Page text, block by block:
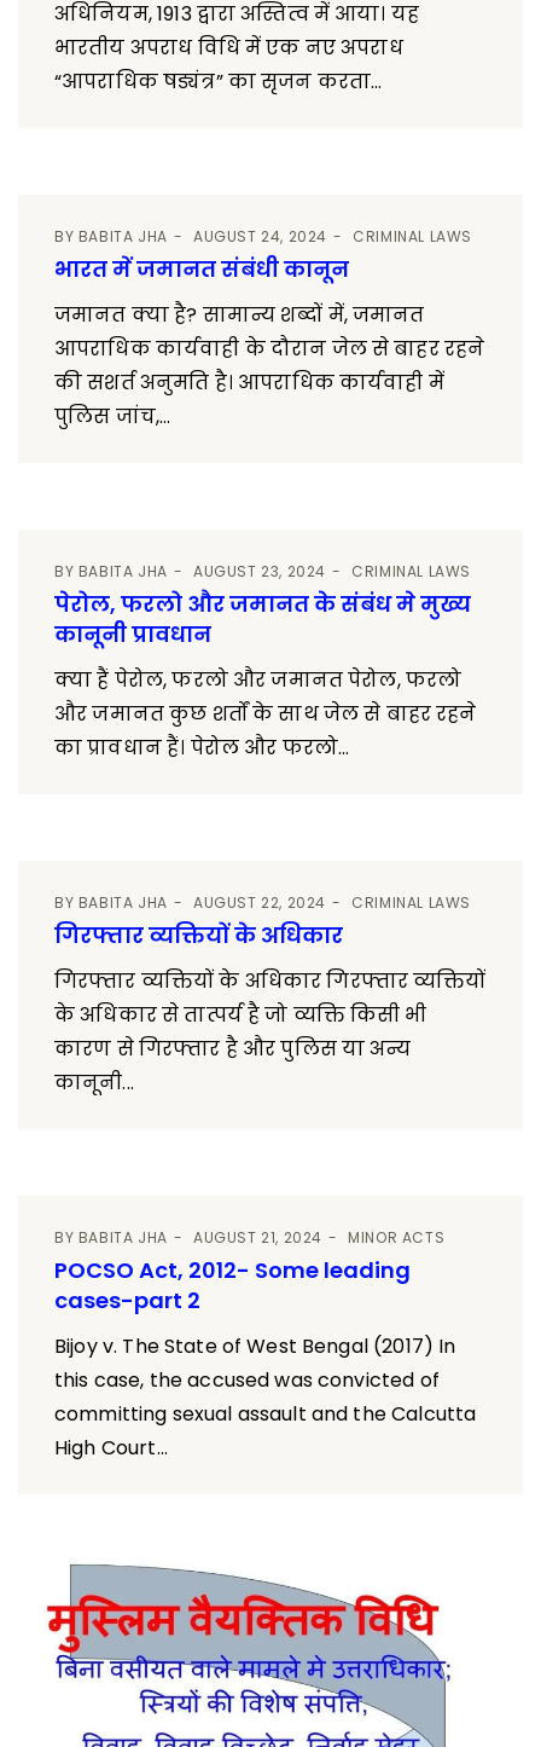
अधिनियम, 1913 द्वारा अस्तित्व में आया। यह
भारतीय अपराध विधि में एक नए अपराध
“आपराधिक षड्यंत्र” का सृजन करता...
BY BABITA JHA AUGUST 24, 2024 CRIMINAL LAWS
भारत में जमानत संबंधी कानून
जमानत क्या है? सामान्य शब्दों में, जमानत
आपराधिक कार्यवाही के दौरान जेल से बाहर रहने
की सशर्त अनुमति है। आपराधिक कार्यवाही में
पुलिस जांच,...
BY BABITA JHA AUGUST 23, 2024 CRIMINAL LAWS
पेरोल, फरलो और जमानत के संबंध मे मुख्य
कानूनी प्रावधान
क्या हैं पेरोल, फरलो और जमानत पेरोल, फरलो
और जमानत कुछ शर्तों के साथ जेल से बाहर रहने
का प्रावधान हैं। पेरोल और फरलो...
BY BABITA JHA AUGUST 22, 2024 CRIMINAL LAWS
गिरफ्तार व्यक्तियों के अधिकार
गिरफ्तार व्यक्तियों के अधिकार गिरफ्तार व्यक्तियों
के अधिकार से तात्पर्य है जो व्यक्ति किसी भी
कारण से गिरफ्तार है और पुलिस या अन्य
कानूनी...
BY BABITA JHA AUGUST 21, 2024 MINOR ACTS
POCSO Act, 2012- Some leading
cases-part 2
Bijoy v. The State of West Bengal (2017) In
this case, the accused was convicted of
committing sexual assault and the Calcutta
High Court...